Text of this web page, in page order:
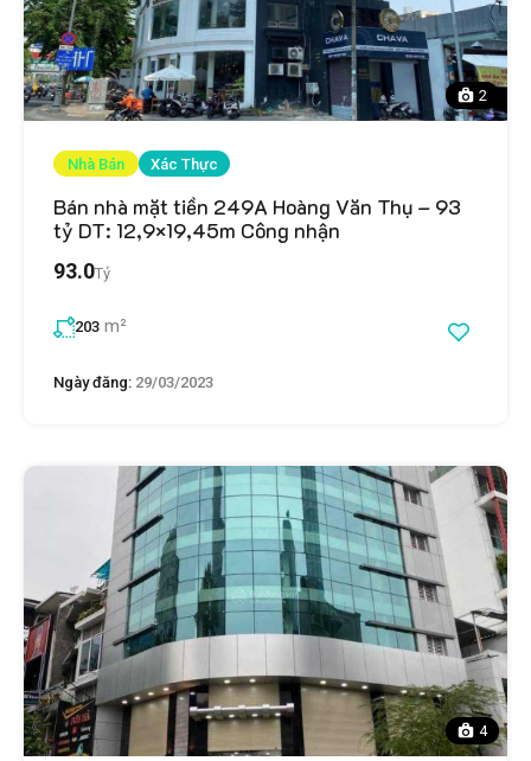
2
Nhà Bán Xác Thực
Bán nhà mặt tiền 249A Hoàng Văn Thụ – 93
tỷ DT: 12,9×19,45m Công nhận
93.0Tỷ
203 m²
Ngày đăng: 29/03/2023
4